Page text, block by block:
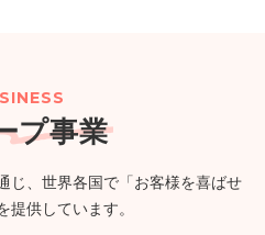
台町店】7月30日 17:00 グラ
城・大崎市初導入!来店する
プ事業
じ、世界各国で「お客様を喜ばせ
提供しています。